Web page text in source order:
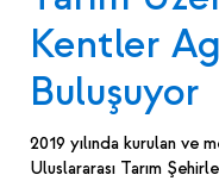
Kentler
Buluşuyor
2019 yılında kurulan ve
Uluslararası Tarım